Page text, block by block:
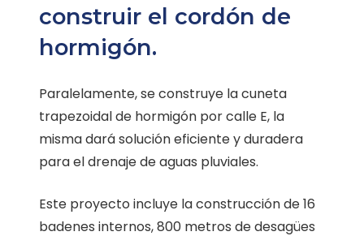
construir el cordón de
hormigón.
Paralelamente, se construye la cuneta
trapezoidal de hormigón por calle E, la
misma dará solución eficiente y duradera
para el drenaje de aguas pluviales.
Este proyecto incluye la construcción de 16
badenes internos, 800 metros de desagües